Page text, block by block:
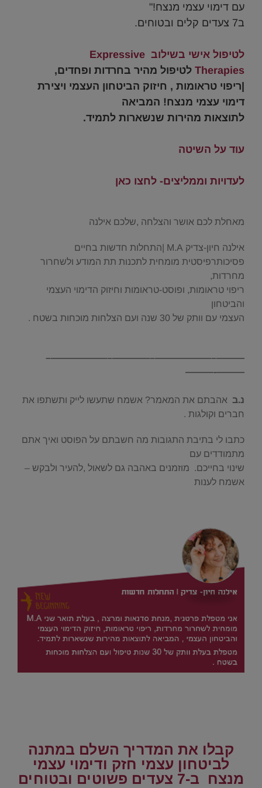
עם דימוי עצמי מנצח!"
ב7 צעדים קלים ובטוחים.
לטיפול אישי בשילוב Expressive
Therapies לטיפול מהיר בחרדות ופחדים,
|ריפוי טראומות , חיזוק הביטחון העצמי ויצירת
דימוי עצמי מנצח! המביאה
לתוצאות מהירות שנשארות לתמיד.
עוד על השיטה
לעדויות וממליצים- לחצו כאן
מאחלת לכם אושר והצלחה ,שלכם אילנה
אילנה חיון-צדיק M.A |התחלות חדשות בחיים
פסיכותרפיסטית מומחית לתכנות תת המודע ולשחרור
מחרדות,
ריפוי טראומות, ופוסט-טראומות וחיזוק הדימוי העצמי
והביטחון
העצמי עם וותק של 30 שנה ועם הצלחות מוכחות בשטח
.
———–——————–————–——————–
———-———
נ.ב אהבתם את המאמר? אשמח שתעשו לייק ותשתפו את
חברים וקולגות .
כתבו לי בתיבת התגובות מה חשבתם על הפוסט ואיך אתם
מתמודדים עם
שינוי בחייכם. מוזמנים באהבה גם לשאול ,להעיר ולבקש –
אשמח לענות
קבלו את המדריך השלם במתנה
לביטחון עצמי חזק ודימוי עצמי
מנצח ב-7 צעדים פשוטים ובטוחים